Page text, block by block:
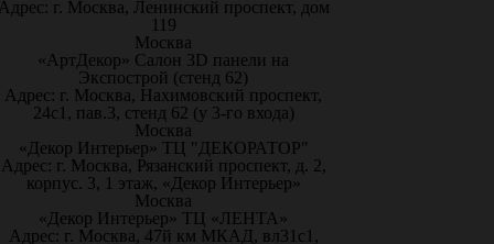
г. Москва, Ленинский проспект, дом
119
Москва
«АртДекор» Салон 3D панели на
Экспострой (стенд 62)
Адрес: г. Москва, Нахимовский проспект,
24с1, пав.3, стенд 62 (у 3-го входа)
Москва
«Декор Интерьер» ТЦ "ДЕКОРАТОР"
Адрес: г. Москва, Рязанский проспект, д. 2,
корпус. 3, 1 этаж, «Декор Интерьер»
Москва
«Декор Интерьер» ТЦ «ЛЕНТА»
Адрес: г. Москва, 47й км МКАД, вл31с1,